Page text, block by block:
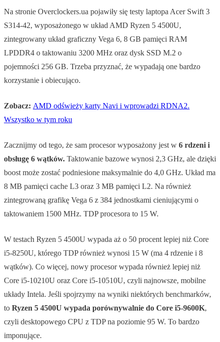
Na stronie Overclockers.ua pojawiły się testy laptopa Acer Swift 3
S314-42, wyposażonego w układ AMD Ryzen 5 4500U,
zintegrowany układ graficzny Vega 6, 8 GB pamięci RAM
LPDDR4 o taktowaniu 3200 MHz oraz dysk SSD M.2 o
pojemności 256 GB. Trzeba przyznać, że wypadają one bardzo
korzystanie i obiecująco.
Zobacz: AMD odświeży karty Navi i wprowadzi RDNA2.
Wszystko w tym roku
Zacznijmy od tego, że sam procesor wyposażony jest w 6 rdzeni i
obsługę 6 wątków. Taktowanie bazowe wynosi 2,3 GHz, ale dzięki
boost może zostać podniesione maksymalnie do 4,0 GHz. Układ ma
8 MB pamięci cache L3 oraz 3 MB pamięci L2. Na również
zintegrowaną grafikę Vega 6 z 384 jednostkami cieniującymi o
taktowaniem 1500 MHz. TDP procesora to 15 W.
W testach Ryzen 5 4500U wypada aż o 50 procent lepiej niż Core
i5-8250U, którego TDP również wynosi 15 W (ma 4 rdzenie i 8
wątków). Co więcej, nowy procesor wypada również lepiej niż
Core i5-10210U oraz Core i5-10510U, czyli najnowsze, mobilne
układy Intela. Jeśli spojrzymy na wyniki niektórych benchmarków,
to Ryzen 5 4500U wypada porównywalnie do Core i5-9600K,
czyli desktopowego CPU z TDP na poziomie 95 W. To bardzo
imponujące.